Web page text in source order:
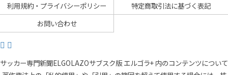
利用規約・プライバシーポリシー
特定商取引法に基づく表記
お問い合わせ
サッカー専門新聞ELGOLAZOサブスク版 エルゴラ+ 内のコンテンツについて